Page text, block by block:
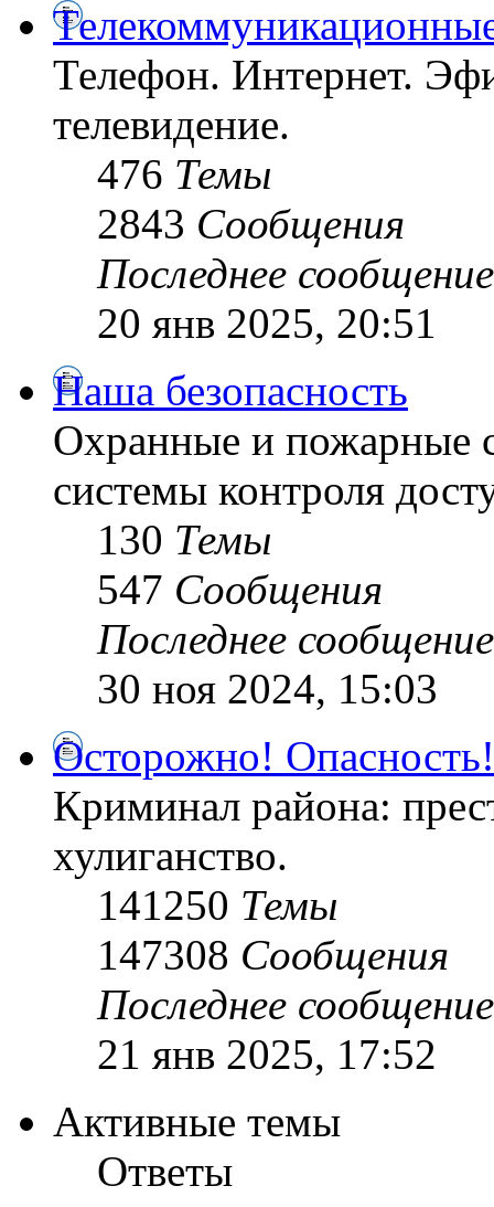
Телефон. Интернет.
телевидение.
476 Темы
2843 Сообщения
Последнее сообщение
20 янв 2025, 20:51
Наша безопасность
Охранные и пожарные
системы контроля
130 Темы
547 Сообщения
Последнее сообщение
30 ноя 2024, 15:03
Осторожно! Опасность!
Криминал района:
хулиганство.
141250 Темы
147308 Сообщения
Последнее сообщение
21 янв 2025, 17:52
Активные темы
Ответы